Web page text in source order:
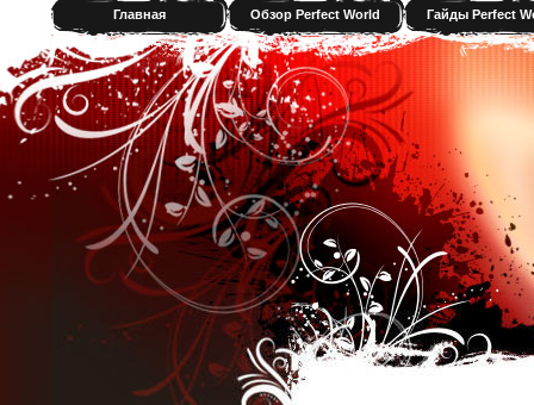
Главная Обзор Perfect World Гайды Perfect